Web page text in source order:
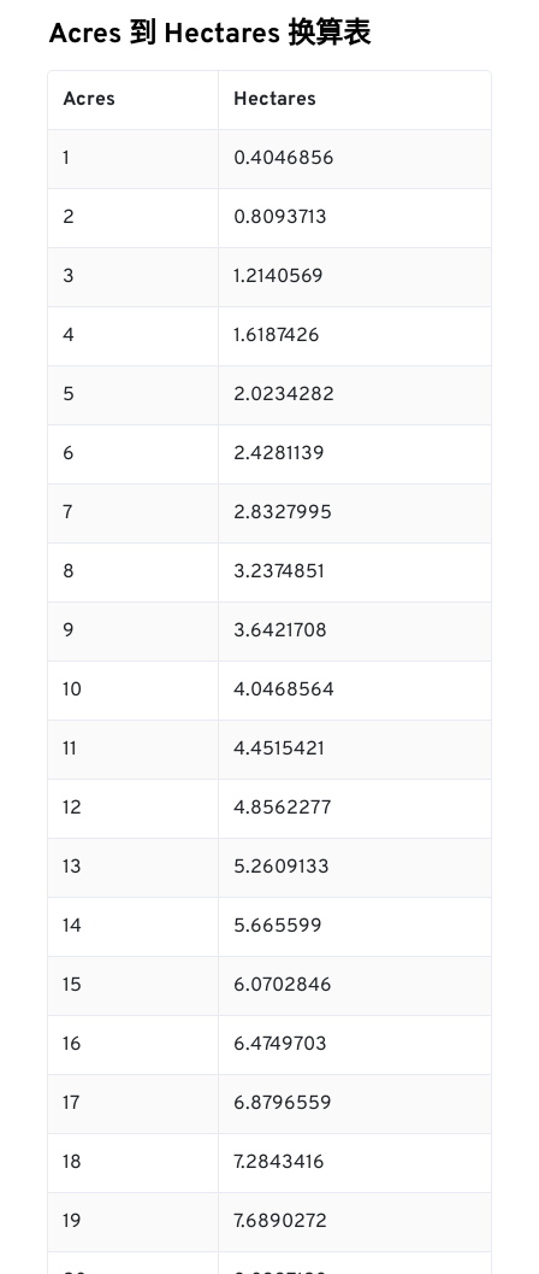
Acres 到 Hectares 换算表
Acres Hectares
1 0.4046856
2 0.8093713
3 1.2140569
4 1.6187426
5 2.0234282
6 2.4281139
7 2.8327995
8 3.2374851
9 3.6421708
10 4.0468564
11 4.4515421
12 4.8562277
13 5.2609133
14 5.665599
15 6.0702846
16 6.4749703
17 6.8796559
18 7.2843416
19 7.6890272